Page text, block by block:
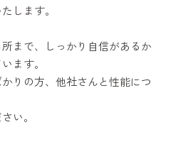
します。
まで、しっかり自信があるか
ます。
りの方、他社さんと性能につ
い。